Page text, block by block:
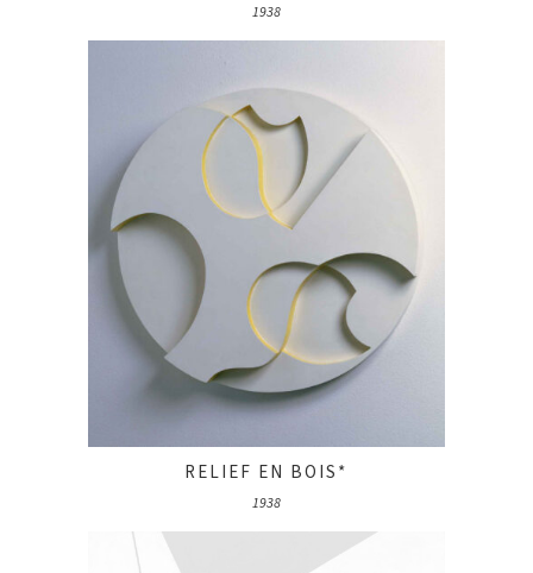
1938
RELIEF EN BOIS*
1938